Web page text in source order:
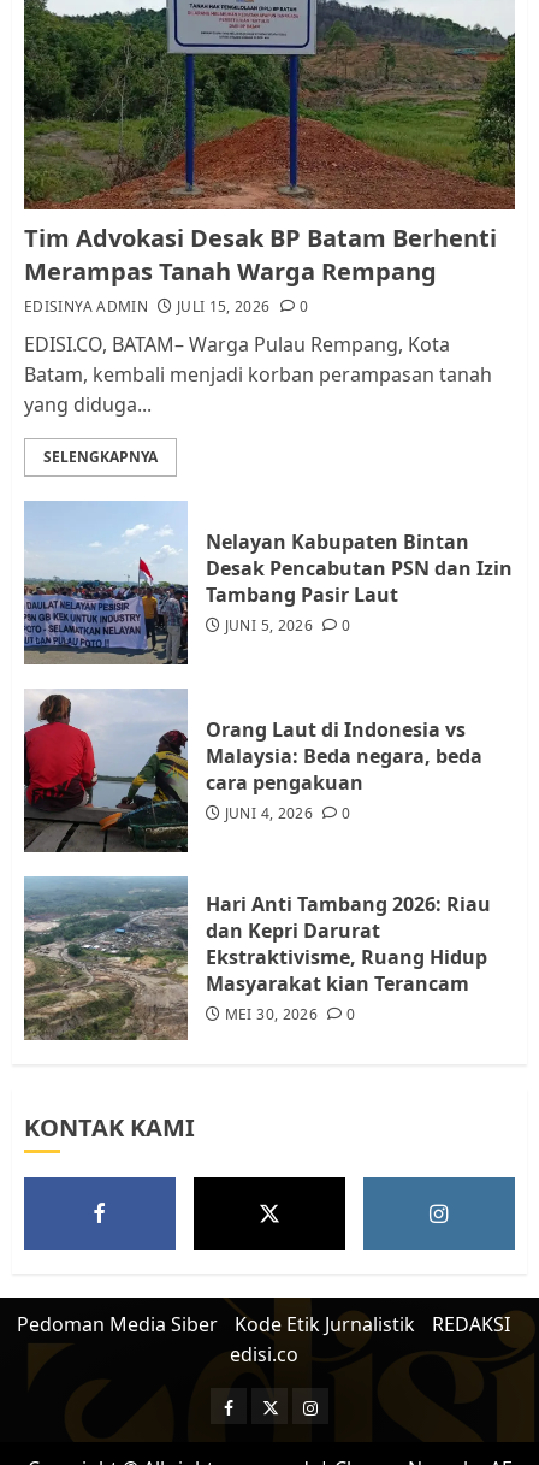
1
Pemko Batam Tegaskan RT dan
RW bukan Petugas Pendataan
dan Pemungutan Pajak
AGUSTUS 1, 2026 0
Kader Pajak jadi Penghubung
Pemerintah dan Masyarakat di
Lingkungan RT/RW
AGUSTUS 1, 2026
4
Warga Rempang Ajukan
Audiensi dengan Wali Kota
5
Tim Advokasi Desak BP Batam
Berhenti Merampas Tanah
Tim Advokasi Desak BP Batam Berhenti
Merampas Tanah Warga Rempang
EDISINYA ADMIN JULI 15, 2026 0
EDISI.CO, BATAM– Warga Pulau Rempang, Kota
Batam, kembali menjadi korban perampasan tanah
yang diduga...
SELENGKAPNYA
Nelayan Kabupaten Bintan
Desak Pencabutan PSN dan Izin
Tambang Pasir Laut
JUNI 5, 2026 0
Orang Laut di Indonesia vs
Malaysia: Beda negara, beda
cara pengakuan
JUNI 4, 2026 0
Hari Anti Tambang 2026: Riau
dan Kepri Darurat
Ekstraktivisme, Ruang Hidup
Masyarakat kian Terancam
MEI 30, 2026 0
KONTAK KAMI
Pedoman Media Siber Kode Etik Jurnalistik
REDAKSI
edisi.co
Facebook
TwitterInstagram